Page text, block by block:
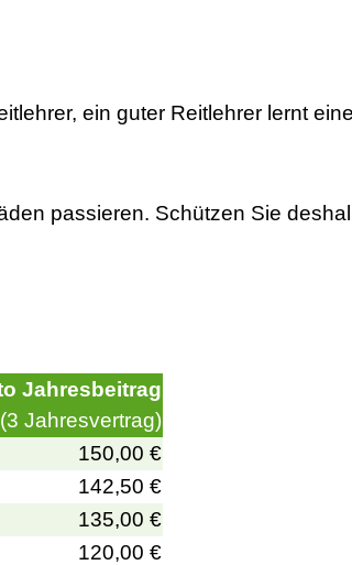
ein guter Reitlehrer lernt
passieren. Schützen Sie
Jahresbeitrag
(3 Jahresvertrag)
150,00 €
142,50 €
135,00 €
120,00 €